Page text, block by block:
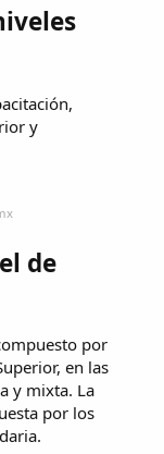
y
de
por
en las
y mixta. La
por los